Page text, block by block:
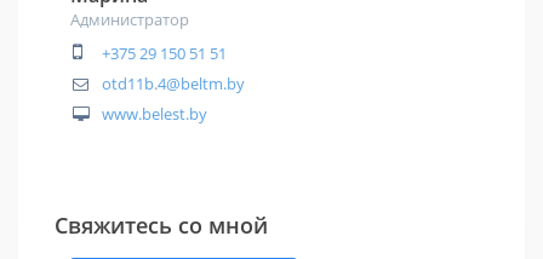
Администратор
+375 29 150 51 51
otd11b.4@beltm.by
www.belest.by
Свяжитесь со мной